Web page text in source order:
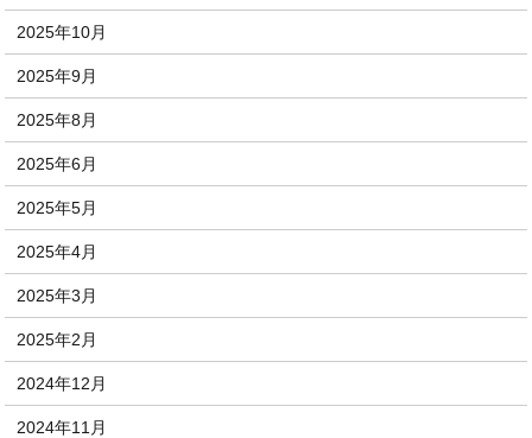
2025年10月
2025年9月
2025年8月
2025年6月
2025年5月
2025年4月
2025年3月
2025年2月
2024年12月
2024年11月